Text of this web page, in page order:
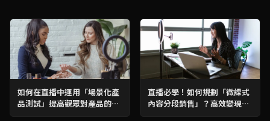
如何在直播中運用「場景化產
品測試」提高觀眾對產品的了
解？必學攻略！
直播必學！如何規劃「微課式
內容分段銷售」？高效變現攻
略